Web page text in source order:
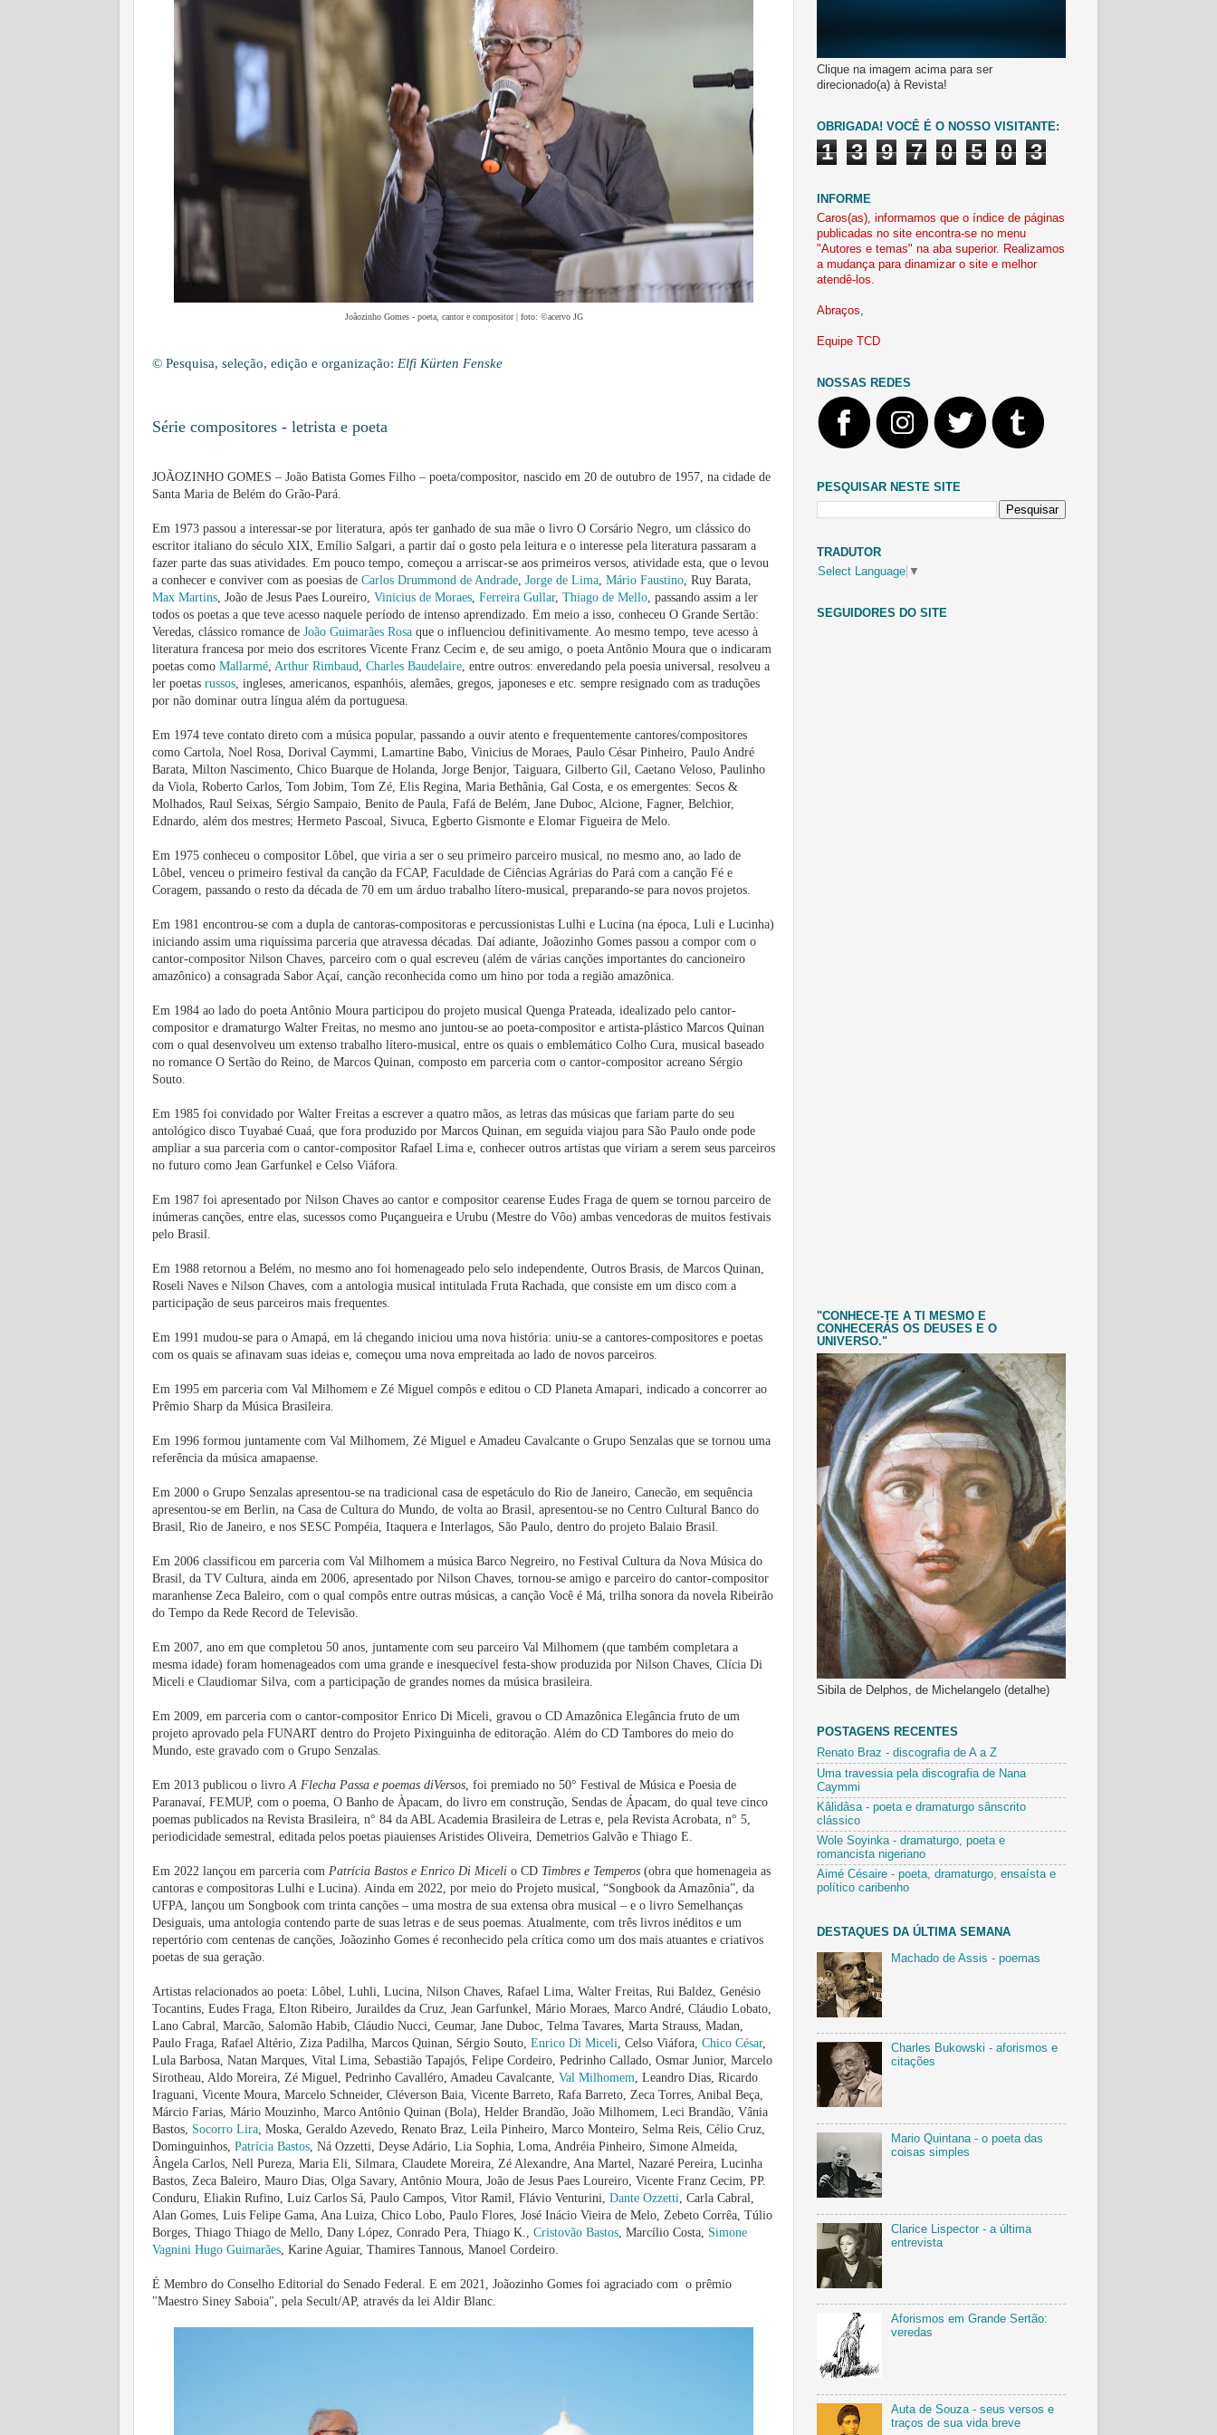
Joãozinho Gomes - poeta, cantor e compositor | foto: ©acervo JG
© Pesquisa, seleção, edição e organização: Elfi Kürten Fenske
Série compositores - letrista e poeta
JOÃOZINHO GOMES – João Batista Gomes Filho – poeta/compositor, nascido em 20 de outubro de 1957, na cidade de
Santa Maria de Belém do Grão-Pará.
Em 1973 passou a interessar-se por literatura, após ter ganhado de sua mãe o livro O Corsário Negro, um clássico do
escritor italiano do século XIX, Emílio Salgari, a partir daí o gosto pela leitura e o interesse pela literatura passaram a
fazer parte das suas atividades. Em pouco tempo, começou a arriscar-se aos primeiros versos, atividade esta, que o levou
a conhecer e conviver com as poesias de Carlos Drummond de Andrade Jorge de Lima Mário Faustino , Ruy Barata,
Max Martins , João de Jesus Paes Loureiro, Vinicius de Moraes Ferreira Gullar, Thiago de Mello , passando assim a ler
todos os poetas a que teve acesso naquele período de intenso aprendizado. Em meio a isso, conheceu O Grande Sertão:
Veredas, clássico romance de João Guimarães Rosa que o influenciou definitivamente. Ao mesmo tempo, teve acesso à
literatura francesa por meio dos escritores Vicente Franz Cecim e, de seu amigo, o poeta Antônio Moura que o indicaram
poetas como Mallarmé Arthur Rimbaud Charles Baudelaire , entre outros: enveredando pela poesia universal, resolveu a
ler poetas russos , ingleses, americanos, espanhóis, alemães, gregos, japoneses e etc. sempre resignado com as traduções
por não dominar outra língua além da portuguesa.
Em 1974 teve contato direto com a música popular, passando a ouvir atento e frequentemente cantores/compositores
como Cartola, Noel Rosa, Dorival Caymmi, Lamartine Babo, Vinicius de Moraes, Paulo César Pinheiro, Paulo André
Barata, Milton Nascimento, Chico Buarque de Holanda, Jorge Benjor, Taiguara, Gilberto Gil, Caetano Veloso, Paulinho
da Viola, Roberto Carlos, Tom Jobim, Tom Zé, Elis Regina, Maria Bethânia, Gal Costa, e os emergentes: Secos &
Molhados, Raul Seixas, Sérgio Sampaio, Benito de Paula, Fafá de Belém, Jane Duboc, Alcione, Fagner, Belchior,
Ednardo, além dos mestres; Hermeto Pascoal, Sivuca, Egberto Gismonte e Elomar Figueira de Melo.
Em 1975 conheceu o compositor Lôbel, que viria a ser o seu primeiro parceiro musical, no mesmo ano, ao lado de
Lôbel, venceu o primeiro festival da canção da FCAP, Faculdade de Ciências Agrárias do Pará com a canção Fé e
Coragem, passando o resto da década de 70 em um árduo trabalho lítero-musical, preparando-se para novos projetos.
Em 1981 encontrou-se com a dupla de cantoras-compositoras e percussionistas Lulhi e Lucina (na época, Luli e Lucinha)
iniciando assim uma riquíssima parceria que atravessa décadas. Daí adiante, Joãozinho Gomes passou a compor com o
cantor-compositor Nilson Chaves, parceiro com o qual escreveu (além de várias canções importantes do cancioneiro
amazônico) a consagrada Sabor Açaí, canção reconhecida como um hino por toda a região amazônica.
Em 1984 ao lado do poeta Antônio Moura participou do projeto musical Quenga Prateada, idealizado pelo cantor-
compositor e dramaturgo Walter Freitas, no mesmo ano juntou-se ao poeta-compositor e artista-plástico Marcos Quinan
com o qual desenvolveu um extenso trabalho lítero-musical, entre os quais o emblemático Colho Cura, musical baseado
no romance O Sertão do Reino, de Marcos Quinan, composto em parceria com o cantor-compositor acreano Sérgio
Souto.
Em 1985 foi convidado por Walter Freitas a escrever a quatro mãos, as letras das músicas que fariam parte do seu
antológico disco Tuyabaé Cuaá, que fora produzido por Marcos Quinan, em seguida viajou para São Paulo onde pode
ampliar a sua parceria com o cantor-compositor Rafael Lima e, conhecer outros artistas que viriam a serem seus parceiros
no futuro como Jean Garfunkel e Celso Viáfora.
Em 1987 foi apresentado por Nilson Chaves ao cantor e compositor cearense Eudes Fraga de quem se tornou parceiro de
inúmeras canções, entre elas, sucessos como Puçangueira e Urubu (Mestre do Vôo) ambas vencedoras de muitos festivais
pelo Brasil.
Em 1988 retornou a Belém, no mesmo ano foi homenageado pelo selo independente, Outros Brasis, de Marcos Quinan,
Roseli Naves e Nilson Chaves, com a antologia musical intitulada Fruta Rachada, que consiste em um disco com a
participação de seus parceiros mais frequentes.
Em 1991 mudou-se para o Amapá, em lá chegando iniciou uma nova história: uniu-se a cantores-compositores e poetas
com os quais se afinavam suas ideias e, começou uma nova empreitada ao lado de novos parceiros.
Em 1995 em parceria com Val Milhomem e Zé Miguel compôs e editou o CD Planeta Amapari, indicado a concorrer ao
Prêmio Sharp da Música Brasileira.
Em 1996 formou juntamente com Val Milhomem, Zé Miguel e Amadeu Cavalcante o Grupo Senzalas que se tornou uma
referência da música amapaense.
Em 2000 o Grupo Senzalas apresentou-se na tradicional casa de espetáculo do Rio de Janeiro, Canecão, em sequência
apresentou-se em Berlin, na Casa de Cultura do Mundo, de volta ao Brasil, apresentou-se no Centro Cultural Banco do
Brasil, Rio de Janeiro, e nos SESC Pompéia, Itaquera e Interlagos, São Paulo, dentro do projeto Balaio Brasil.
Em 2006 classificou em parceria com Val Milhomem a música Barco Negreiro, no Festival Cultura da Nova Música do
Brasil, da TV Cultura, ainda em 2006, apresentado por Nilson Chaves, tornou-se amigo e parceiro do cantor-compositor
maranhense Zeca Baleiro, com o qual compôs entre outras músicas, a canção Você é Má, trilha sonora da novela Ribeirão
do Tempo da Rede Record de Televisão.
Em 2007, ano em que completou 50 anos, juntamente com seu parceiro Val Milhomem (que também completara a
mesma idade) foram homenageados com uma grande e inesquecível festa-show produzida por Nilson Chaves, Clícia Di
Miceli e Claudiomar Silva, com a participação de grandes nomes da música brasileira.
Em 2009, em parceria com o cantor-compositor Enrico Di Miceli, gravou o CD Amazônica Elegância fruto de um
projeto aprovado pela FUNART dentro do Projeto Pixinguinha de editoração. Além do CD Tambores do meio do
Mundo, este gravado com o Grupo Senzalas.
Em 2013 publicou o livro A Flecha Passa e poemas diVersos , foi premiado no 50° Festival de Música e Poesia de
Paranavaí, FEMUP, com o poema, O Banho de Àpacam, do livro em construção, Sendas de Ápacam, do qual teve cinco
poemas publicados na Revista Brasileira, n° 84 da ABL Academia Brasileira de Letras e, pela Revista Acrobata, n° 5,
periodicidade semestral, editada pelos poetas piauienses Aristides Oliveira, Demetrios Galvão e Thiago E.
Em 2022 lançou em parceria com Patrícia Bastos e Enrico Di Miceli o CD Timbres e Temperos (obra que homenageia as
cantoras e compositoras Lulhi e Lucina). Ainda em 2022, por meio do Projeto musical, “Songbook da Amazônia”, da
UFPA, lançou um Songbook com trinta canções – uma mostra de sua extensa obra musical – e o livro Semelhanças
Desiguais, uma antologia contendo parte de suas letras e de seus poemas. Atualmente, com três livros inéditos e um
repertório com centenas de canções, Joãozinho Gomes é reconhecido pela crítica como um dos mais atuantes e criativos
poetas de sua geração.
Artistas relacionados ao poeta: Lôbel, Luhli, Lucina, Nilson Chaves, Rafael Lima, Walter Freitas, Rui Baldez, Genésio
Tocantins, Eudes Fraga, Elton Ribeiro, Juraildes da Cruz, Jean Garfunkel, Mário Moraes, Marco André, Cláudio Lobato,
Lano Cabral, Marcão, Salomão Habib, Cláudio Nucci, Ceumar, Jane Duboc, Telma Tavares, Marta Strauss, Madan,
Paulo Fraga, Rafael Altério, Ziza Padilha, Marcos Quinan, Sérgio Souto, Enrico Di Miceli , Celso Viáfora, Chico César,
Lula Barbosa, Natan Marques, Vital Lima, Sebastião Tapajós, Felipe Cordeiro, Pedrinho Callado, Osmar Junior, Marcelo
Sirotheau, Aldo Moreira, Zé Miguel, Pedrinho Cavalléro, Amadeu Cavalcante, Val Milhomem , Leandro Dias, Ricardo
Iraguani, Vicente Moura, Marcelo Schneider, Cléverson Baia, Vicente Barreto, Rafa Barreto, Zeca Torres, Anibal Beça,
Márcio Farias, Mário Mouzinho, Marco Antônio Quinan (Bola), Helder Brandão, João Milhomem, Leci Brandão, Vânia
Bastos, Socorro Lira , Moska, Geraldo Azevedo, Renato Braz, Leila Pinheiro, Marco Monteiro, Selma Reis, Célio Cruz,
Dominguinhos, Patrícia Bastos , Ná Ozzetti, Deyse Adário, Lia Sophia, Loma, Andréia Pinheiro, Simone Almeida,
Ângela Carlos, Nell Pureza, Maria Eli, Silmara, Claudete Moreira, Zé Alexandre, Ana Martel, Nazaré Pereira, Lucinha
Bastos, Zeca Baleiro, Mauro Dias, Olga Savary, Antônio Moura, João de Jesus Paes Loureiro, Vicente Franz Cecim, PP.
Conduru, Eliakin Rufino, Luiz Carlos Sá, Paulo Campos, Vitor Ramil, Flávio Venturini, Dante Ozzetti , Carla Cabral,
Alan Gomes, Luis Felipe Gama, Ana Luiza, Chico Lobo, Paulo Flores, José Inácio Vieira de Melo, Zebeto Corrêa, Túlio
Borges, Thiago Thiago de Mello, Dany López, Conrado Pera, Thiago K., Cristovão Bastos , Marcílio Costa, Simone
Vagnini Hugo Guimarães , Karine Aguiar, Thamires Tannous, Manoel Cordeiro.
É Membro do Conselho Editorial do Senado Federal. E em 2021, Joãozinho Gomes foi agraciado com o prêmio
"Maestro Siney Saboia", pela Secult/AP, através da lei Aldir Blanc.
Clique na imagem acima para ser
direcionado(a) à Revista!
OBRIGADA! VOCÊ É O NOSSO VISITANTE:
1 3 9 7 0 5 0 3
INFORME
Caros(as), informamos que o índice de páginas
publicadas no site encontra-se no menu
"Autores e temas" na aba superior. Realizamos
a mudança para dinamizar o site e melhor
atendê-los.
Abraços,
Equipe TCD
NOSSAS REDES
PESQUISAR NESTE SITE
TRADUTOR
Select Language ▼
SEGUIDORES DO SITE
"CONHECE-TE A TI MESMO E
CONHECERÁS OS DEUSES E O
UNIVERSO."
Sibila de Delphos, de Michelangelo (detalhe)
POSTAGENS RECENTES
Renato Braz - discografia de A a Z
Uma travessia pela discografia de Nana
Caymmi
Kâlidâsa - poeta e dramaturgo sânscrito
clássico
Wole Soyinka - dramaturgo, poeta e
romancista nigeriano
Aimé Césaire - poeta, dramaturgo, ensaísta e
político caribenho
DESTAQUES DA ÚLTIMA SEMANA
Machado de Assis - poemas
Charles Bukowski - aforismos e
citações
Mario Quintana - o poeta das
coisas simples
Clarice Lispector - a última
entrevista
Aforismos em Grande Sertão:
veredas
Auta de Souza - seus versos e
traços de sua vida breve